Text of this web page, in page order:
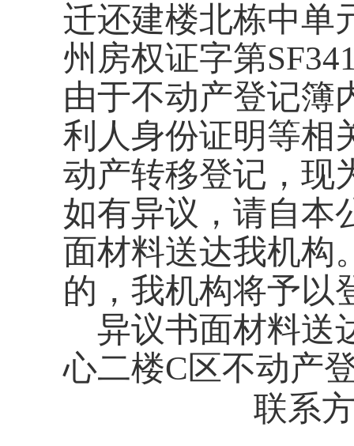
迁还建楼北栋中单
州房权证字第
由于不动产登记簿
利人身份证明等相
动产转移登记，现
如有异议，请自本
面材料送达我机构
的，我机构将予以
异议书面材料送
心二楼C区不动产
联系